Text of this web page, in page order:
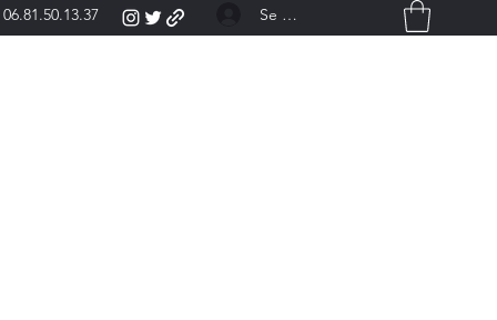
06.81.50.13.37 Se connecter